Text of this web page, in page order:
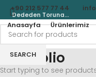
+90 212 577 77 44
Dededen Toruna...
Anasayfa Ürünlerimiz
Portfolio
SEARCH
Start typing to see